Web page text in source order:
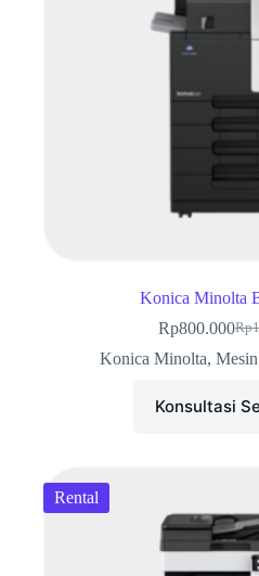
Konica Minolta
Rp
Rp800.000
saat
Konica Minolta,
Konsultasi
Rental